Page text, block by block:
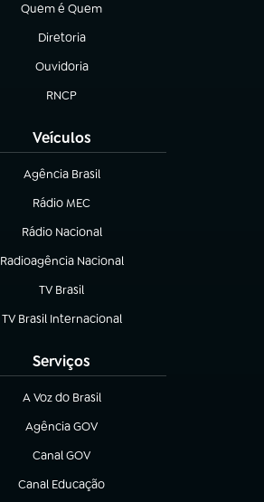
Quem é Quem
(abre em nova aba)
Diretoria
(abre em nova aba)
Ouvidoria
(abre em nova aba)
RNCP
(abre em nova aba)
Veículos
Agência Brasil
(abre em nova aba)
Rádio MEC
(abre em nova aba)
Rádio Nacional
Radioagência Nacional
(abre em nova aba)
TV Brasil
(abre em nova aba)
TV Brasil Internacional
(abre em nova aba)
Serviços
A Voz do Brasil
(abre em nova aba)
Agência GOV
(abre em nova aba)
Canal GOV
(abre em nova aba)
Canal Educação
(abre em nova aba)